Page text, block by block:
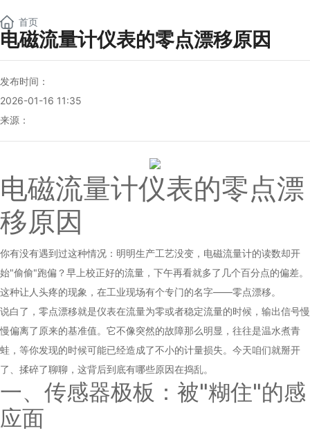
首页
电磁流量计仪表的零点漂移原因
发布时间：
2026-01-16 11:35
来源：
电磁流量计仪表的零点漂
移原因
你有没有遇到过这种情况：明明生产工艺没变， 电磁流量计的读数却开
始"偷偷"跑偏？早上校正好的流量，下午再看就多了几个百分点的偏差。
这种让人头疼的现象，在工业现场有个专门的名字——零点漂移。
说白了，零点漂移就是仪表在流量为零或者稳定流量的时候，输出信号慢
慢偏离了原来的基准值。它不像突然的故障那么明显，往往是温水煮青
蛙，等你发现的时候可能已经造成了不小的计量损失。今天咱们就掰开
了、揉碎了聊聊，这背后到底有哪些原因在捣乱。
一、传感器极板：被"糊住"的感
应面